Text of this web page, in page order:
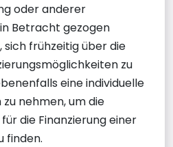
oder anderer
Betracht gezogen
sich frühzeitig über die
zu
eine individuelle
nehmen, um die
die Finanzierung einer
finden.